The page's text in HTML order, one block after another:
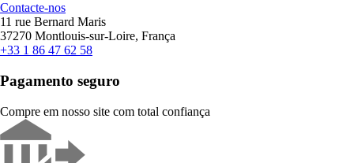
Contacte-nos
11 rue Bernard Maris
37270 Montlouis-sur-Loire, França
+33 1 86 47 62 58
Pagamento seguro
Compre em nosso site com total confiança